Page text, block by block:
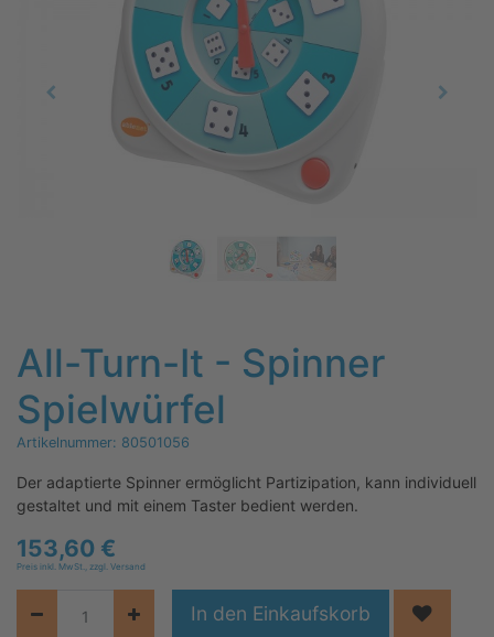
All-Turn-It - Spinner
Spielwürfel
Artikelnummer: 80501056
Der adaptierte Spinner ermöglicht Partizipation, kann individuell
gestaltet und mit einem Taster bedient werden.
153,60 €
Preis inkl. MwSt., zzgl. Versand
In den Einkaufskorb